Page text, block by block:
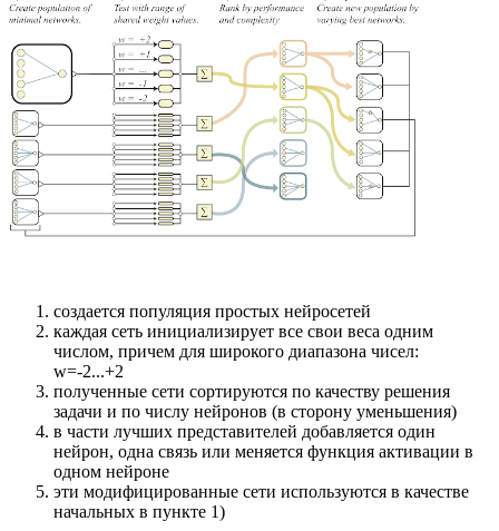
создается популяция простых нейросетей
каждая сеть инициализирует все свои веса одним
числом, причем для широкого диапазона чисел:
w=-2...+2
полученные сети сортируются по качеству решения
задачи и по числу нейронов (в сторону уменьшения)
в части лучших представителей добавляется один
нейрон, одна связь или меняется функция активации в
одном нейроне
эти модифицированные сети используются в качестве
начальных в пункте 1)